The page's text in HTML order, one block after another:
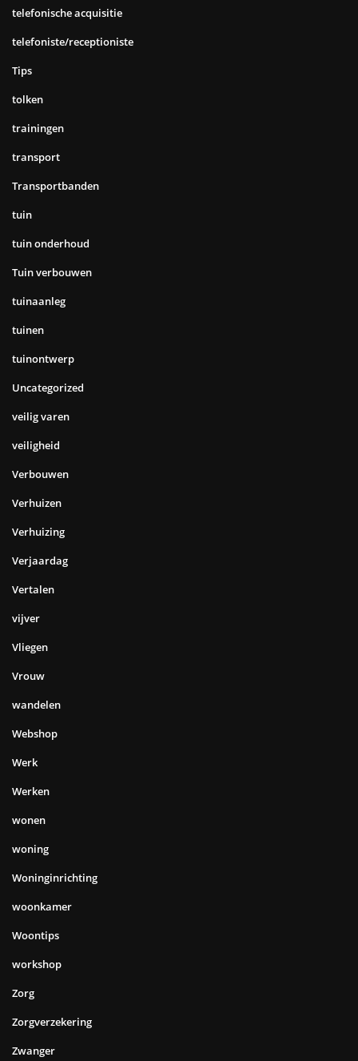
telefonische acquisitie
telefoniste/receptioniste
Tips
tolken
trainingen
transport
Transportbanden
tuin
tuin onderhoud
Tuin verbouwen
tuinaanleg
tuinen
tuinontwerp
Uncategorized
veilig varen
veiligheid
Verbouwen
Verhuizen
Verhuizing
Verjaardag
Vertalen
vijver
Vliegen
Vrouw
wandelen
Webshop
Werk
Werken
wonen
woning
Woninginrichting
woonkamer
Woontips
workshop
Zorg
Zorgverzekering
Zwanger